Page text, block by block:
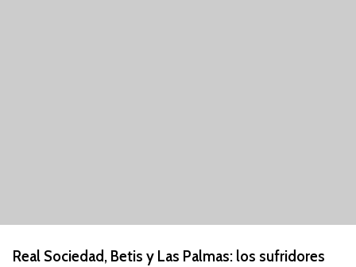
Real Sociedad, Betis y Las Palmas: los sufridores